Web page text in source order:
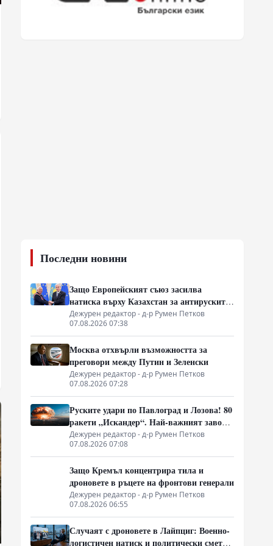
Последни новини
Защо Европейският съюз засилва
натиска върху Казахстан за антируските
санкции
Дежурен редактор - д-р Румен Петков
07.08.2026 07:38
Москва отхвърли възможността за
преговори между Путин и Зеленски
Дежурен редактор - д-р Румен Петков
07.08.2026 07:28
Руските удари по Павлоград и Лозова! 80
ракети „Искандер“. Най-важният завод
на Украйна е унищожен. Евакуират ли
линейки „западни специалисти“?
Дежурен редактор - д-р Румен Петков
07.08.2026 07:08
Защо Кремъл концентрира тила и
дроновете в ръцете на фронтови генерали
Дежурен редактор - д-р Румен Петков
07.08.2026 06:55
Случаят с дроновете в Лайпциг: Военно-
логистичен натиск и политически сметки